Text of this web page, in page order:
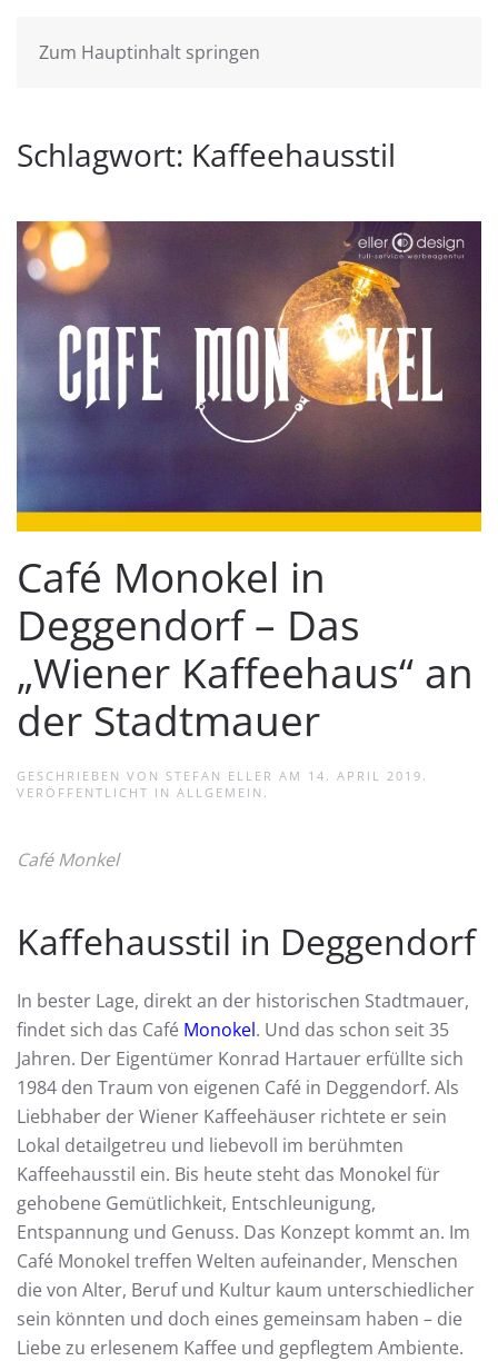
Zum Hauptinhalt springen
Schlagwort: Kaffeehausstil
Café Monokel in
Deggendorf – Das
„Wiener Kaffeehaus“ an
der Stadtmauer
GESCHRIEBEN VON STEFAN ELLER AM 14. APRIL 2019
VERÖFFENTLICHT IN ALLGEMEIN
Café Monkel
Kaffehausstil in Deggendorf
In bester Lage, direkt an der historischen Stadtmauer,
findet sich das Café Monokel. Und das schon seit 35
Jahren. Der Eigentümer Konrad Hartauer erfüllte sich
1984 den Traum von eigenen Café in Deggendorf. Als
Liebhaber der Wiener Kaffeehäuser richtete er sein
Lokal detailgetreu und liebevoll im berühmten
Kaffeehausstil ein. Bis heute steht das Monokel für
gehobene Gemütlichkeit, Entschleunigung,
Entspannung und Genuss. Das Konzept kommt an. Im
Café Monokel treffen Welten aufeinander, Menschen
die von Alter, Beruf und Kultur kaum unterschiedlicher
sein könnten und doch eines gemeinsam haben – die
Liebe zu erlesenem Kaffee und gepflegtem Ambiente.